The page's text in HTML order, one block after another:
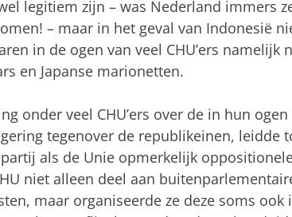
legitiem zijn – was Nederland immers
– maar in het geval van Indonesië
in de ogen van veel CHU’ers namelijk
en Japanse marionetten.
onder veel CHU’ers over de in hun
tegenover de republikeinen, leidde
als de Unie opmerkelijk
niet alleen deel aan
maar organiseerde ze deze soms ook